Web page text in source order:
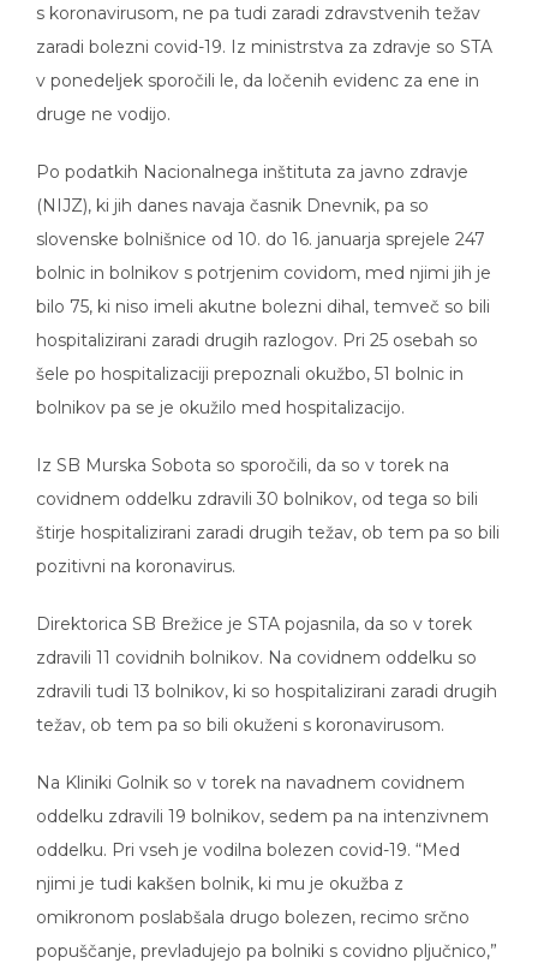
s koronavirusom, ne pa tudi zaradi zdravstvenih težav
zaradi bolezni covid-19. Iz ministrstva za zdravje so STA
v ponedeljek sporočili le, da ločenih evidenc za ene in
druge ne vodijo.
Po podatkih Nacionalnega inštituta za javno zdravje
(NIJZ), ki jih danes navaja časnik Dnevnik, pa so
slovenske bolnišnice od 10. do 16. januarja sprejele 247
bolnic in bolnikov s potrjenim covidom, med njimi jih je
bilo 75, ki niso imeli akutne bolezni dihal, temveč so bili
hospitalizirani zaradi drugih razlogov. Pri 25 osebah so
šele po hospitalizaciji prepoznali okužbo, 51 bolnic in
bolnikov pa se je okužilo med hospitalizacijo.
Iz SB Murska Sobota so sporočili, da so v torek na
covidnem oddelku zdravili 30 bolnikov, od tega so bili
štirje hospitalizirani zaradi drugih težav, ob tem pa so bili
pozitivni na koronavirus.
Direktorica SB Brežice je STA pojasnila, da so v torek
zdravili 11 covidnih bolnikov. Na covidnem oddelku so
zdravili tudi 13 bolnikov, ki so hospitalizirani zaradi drugih
težav, ob tem pa so bili okuženi s koronavirusom.
Na Kliniki Golnik so v torek na navadnem covidnem
oddelku zdravili 19 bolnikov, sedem pa na intenzivnem
oddelku. Pri vseh je vodilna bolezen covid-19. “Med
njimi je tudi kakšen bolnik, ki mu je okužba z
omikronom poslabšala drugo bolezen, recimo srčno
popuščanje, prevladujejo pa bolniki s covidno pljučnico,”